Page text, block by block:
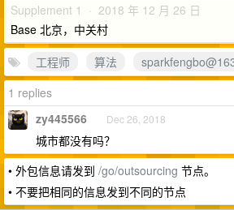
Supplement 1 · 2018 年 12 月 26 日
Base 北京，中关村
工程师
算法
1 replies
zy445566 Dec 26, 2018
城市都没有吗？
• 外包信息请发到 /go/outsourcing 节点。
• 不要把相同的信息发到不同的节点